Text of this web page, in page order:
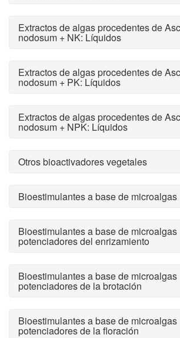
Extractos de algas procedentes de
nodosum + NK: Líquidos
Extractos de algas procedentes de
nodosum + PK: Líquidos
Extractos de algas procedentes de
nodosum + NPK: Líquidos
Otros bioactivadores vegetales
Bioestimulantes a base de microalgas
Bioestimulantes a base de microalgas
potenciadores del enrizamiento
Bioestimulantes a base de microalgas
potenciadores de la brotación
Bioestimulantes a base de microalgas
potenciadores de la floración